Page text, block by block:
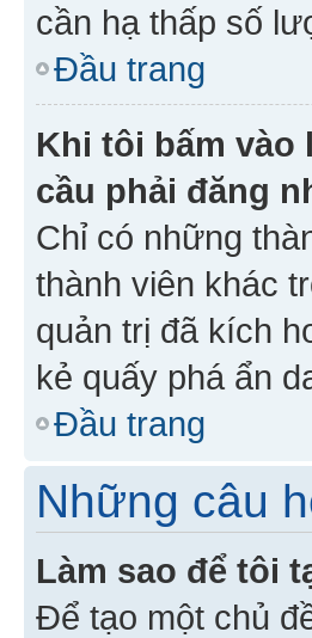
cần hạ thấp số
Đầu trang
Khi tôi bấm vào
cầu phải đăng
Chỉ có những
thành viên khác
quản trị đã kích
kẻ quấy phá ẩn
Đầu trang
Những câu
Làm sao để tôi
Để tạo một chủ